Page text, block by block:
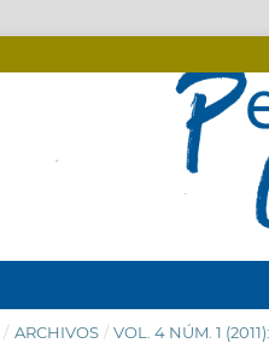
/ ARCHIVOS / VOL. 4 NÚM. 1